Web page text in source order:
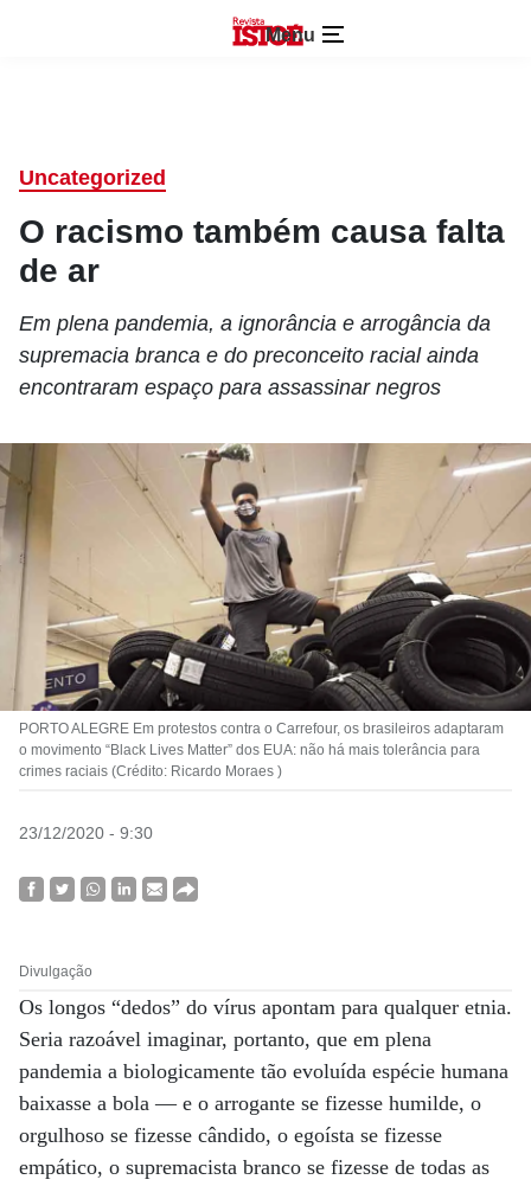
Menu
Uncategorized
O racismo também causa falta
de ar
Em plena pandemia, a ignorância e arrogância da
supremacia branca e do preconceito racial ainda
encontraram espaço para assassinar negros
PORTO ALEGRE Em protestos contra o Carrefour, os brasileiros adaptaram
o movimento “Black Lives Matter” dos EUA: não há mais tolerância para
crimes raciais (Crédito: Ricardo Moraes )
23/12/2020 - 9:30
Divulgação
Os longos “dedos” do vírus apontam para qualquer etnia.
Seria razoável imaginar, portanto, que em plena
pandemia a biologicamente tão evoluída espécie humana
baixasse a bola — e o arrogante se fizesse humilde, o
orgulhoso se fizesse cândido, o egoísta se fizesse
empático, o supremacista branco se fizesse de todas as